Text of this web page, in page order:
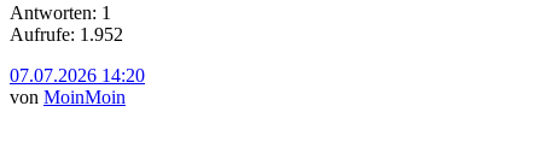
Antworten: 1
Aufrufe: 1.952
07.07.2026 14:20
von MoinMoin